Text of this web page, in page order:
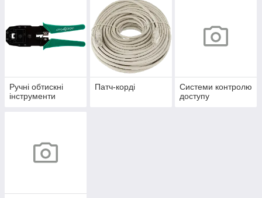
Ручні обтискні
інструменти
Патч-корді
Системи контролю
доступу